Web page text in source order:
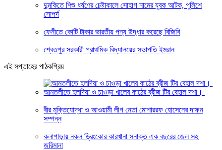
দুমকিতে শিশু ধর্ষণের চেষ্টাকালে সোহাগ নামের যুবক আটক, পুলিশে
সোপর্দ
ফেনীতে কোটি টাকার ভারতীয় পন্য উদ্ধার করেছে বিজিবি
শ্বেতপুর সরকারী প্রাথমিক বিদ্যালয়ের সভাপতি ইমরান
এই সপ্তাহের পাঠকপ্রিয়
আমতলীতে হলদিয়া ও চাওড়া খালের কাঠের ব্রীজ টির বেহাল দশা।
বীর মুক্তিযোদ্ধা ও আওয়ামী লীগ নেতা মোশাররফ হোসেনের দাফন
সম্পন্ন
কলাপাড়ায় নকল ড্রিংকোর কারখানা সনাক্ত এক বছরের জেল সহ
জরিমানা